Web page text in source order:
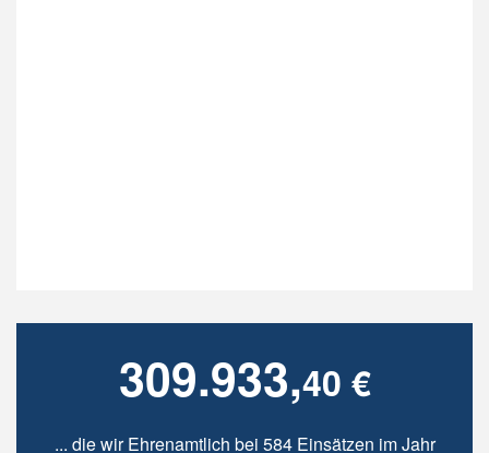
309.933,40 €
... die wir Ehrenamtlich bei 584 Einsätzen im Jahr